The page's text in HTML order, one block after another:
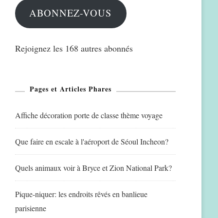
ABONNEZ-VOUS
Rejoignez les 168 autres abonnés
Pages et Articles Phares
Affiche décoration porte de classe thème voyage
Que faire en escale à l'aéroport de Séoul Incheon?
Quels animaux voir à Bryce et Zion National Park?
Pique-niquer: les endroits rêvés en banlieue
parisienne